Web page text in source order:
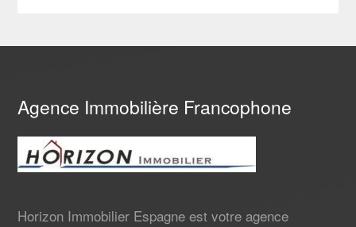
Agence Immobilière Francophone
Horizon Immobilier Espagne est votre agence